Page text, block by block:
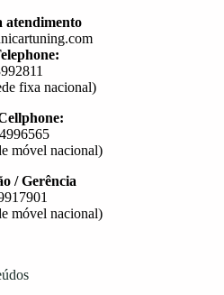
atendimento
fixa nacional)
móvel nacional)
/ Gerência
móvel nacional)